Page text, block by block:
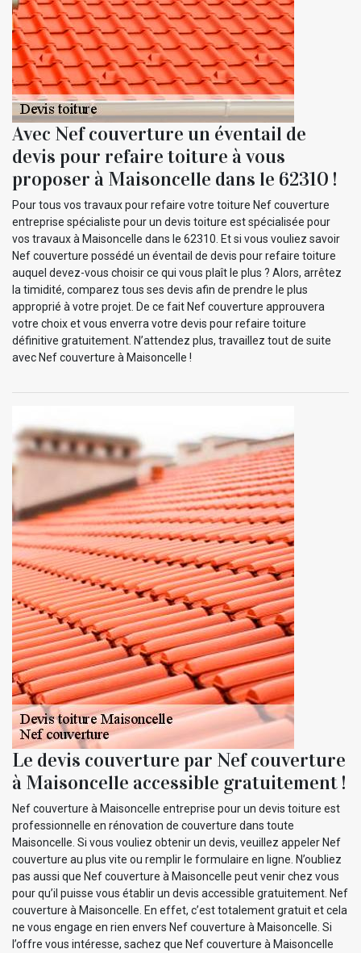
Avec Nef couverture un éventail de
devis pour refaire toiture à vous
proposer à Maisoncelle dans le 62310 !
Pour tous vos travaux pour refaire votre toiture Nef couverture
entreprise spécialiste pour un devis toiture est spécialisée pour
vos travaux à Maisoncelle dans le 62310. Et si vous vouliez savoir
Nef couverture possédé un éventail de devis pour refaire toiture
auquel devez-vous choisir ce qui vous plaît le plus ? Alors, arrêtez
la timidité, comparez tous ses devis afin de prendre le plus
approprié à votre projet. De ce fait Nef couverture approuvera
votre choix et vous enverra votre devis pour refaire toiture
définitive gratuitement. N’attendez plus, travaillez tout de suite
avec Nef couverture à Maisoncelle !
Le devis couverture par Nef couverture
à Maisoncelle accessible gratuitement !
Nef couverture à Maisoncelle entreprise pour un devis toiture est
professionnelle en rénovation de couverture dans toute
Maisoncelle. Si vous vouliez obtenir un devis, veuillez appeler Nef
couverture au plus vite ou remplir le formulaire en ligne. N’oubliez
pas aussi que Nef couverture à Maisoncelle peut venir chez vous
pour qu’il puisse vous établir un devis accessible gratuitement. Nef
couverture à Maisoncelle. En effet, c’est totalement gratuit et cela
ne vous engage en rien envers Nef couverture à Maisoncelle. Si
l’offre vous intéresse, sachez que Nef couverture à Maisoncelle